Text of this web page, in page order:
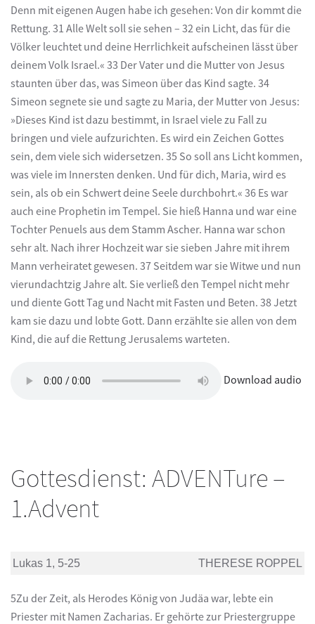
Denn mit eigenen Augen habe ich gesehen: Von dir kommt die
Rettung. 31 Alle Welt soll sie sehen – 32 ein Licht, das für die
Völker leuchtet und deine Herrlichkeit aufscheinen lässt über
deinem Volk Israel.« 33 Der Vater und die Mutter von Jesus
staunten über das, was Simeon über das Kind sagte. 34
Simeon segnete sie und sagte zu Maria, der Mutter von Jesus:
»Dieses Kind ist dazu bestimmt, in Israel viele zu Fall zu
bringen und viele aufzurichten. Es wird ein Zeichen Gottes
sein, dem viele sich widersetzen. 35 So soll ans Licht kommen,
was viele im Innersten denken. Und für dich, Maria, wird es
sein, als ob ein Schwert deine Seele durchbohrt.« 36 Es war
auch eine Prophetin im Tempel. Sie hieß Hanna und war eine
Tochter Penuels aus dem Stamm Ascher. Hanna war schon
sehr alt. Nach ihrer Hochzeit war sie sieben Jahre mit ihrem
Mann verheiratet gewesen. 37 Seitdem war sie Witwe und nun
vierundachtzig Jahre alt. Sie verließ den Tempel nicht mehr
und diente Gott Tag und Nacht mit Fasten und Beten. 38 Jetzt
kam sie dazu und lobte Gott. Dann erzählte sie allen von dem
Kind, die auf die Rettung Jerusalems warteten.
Download audio
Gottesdienst: ADVENTure –
1.Advent
Lukas 1, 5-25 THERESE ROPPEL
5Zu der Zeit, als Herodes König von Judäa war, lebte ein
Priester mit Namen Zacharias. Er gehörte zur Priestergruppe